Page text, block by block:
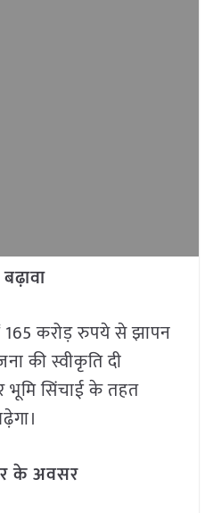
करोड़ रुपये से झापन
की स्वीकृति दी
सिंचाई के तहत
के अवसर